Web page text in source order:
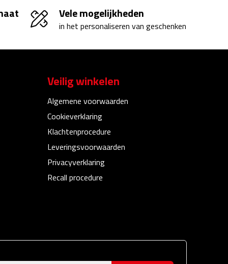
Vele mogelijkheden
in het personaliseren van geschenken
Veilig winkelen
Algemene voorwaarden
Cookieverklaring
Klachtenprocedure
Leveringsvoorwaarden
Privacyverklaring
Recall procedure